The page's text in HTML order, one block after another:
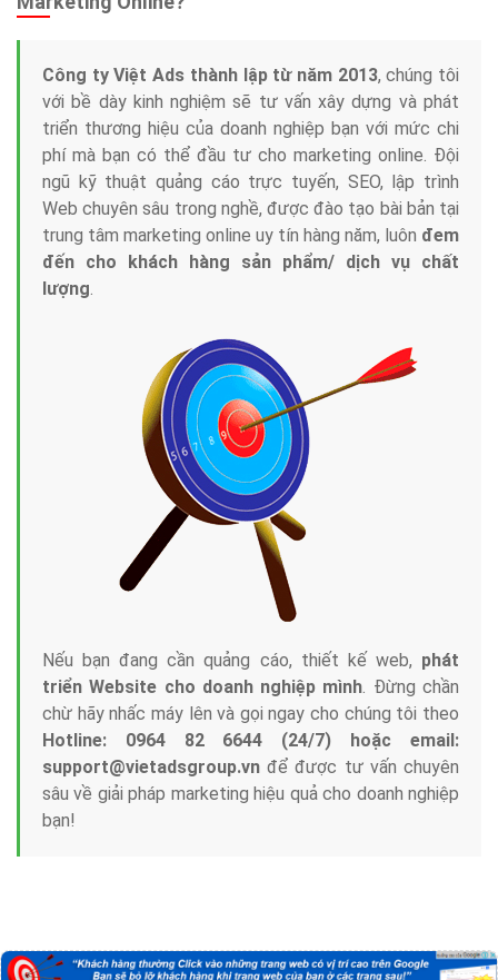
Công ty Việt Ads thành lập từ năm 2013, chúng tôi
với bề dày kinh nghiệm sẽ tư vấn xây dựng và phát
triển thương hiệu của doanh nghiệp bạn với mức chi
phí mà bạn có thể đầu tư cho marketing online. Đội
ngũ kỹ thuật quảng cáo trực tuyến, SEO, lập trình
Web chuyên sâu trong nghề, được đào tạo bài bản tại
trung tâm marketing online uy tín hàng năm, luôn đem
đến cho khách hàng sản phẩm/ dịch vụ chất
lượng.
Nếu bạn đang cần quảng cáo, thiết kế web, phát
triển Website cho doanh nghiệp mình. Đừng chần
chừ hãy nhấc máy lên và gọi ngay cho chúng tôi theo
Hotline: 0964 82 6644 (24/7) hoặc email:
support@vietadsgroup.vn để được tư vấn chuyên
sâu về giải pháp marketing hiệu quả cho doanh nghiệp
bạn!